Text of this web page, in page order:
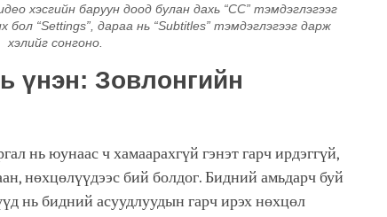
хэсгийн баруун доод булан дахь “CC” тэмдэглэгээг
бол “Settings”, дараа нь “Subtitles” тэмдэглэгээг дарж
хэлийг сонгоно.
үнэн: Зовлонгийн
нь юунаас ч хамаарахгүй гэнэт гарч ирдэггүй,
нөхцөлүүдээс бий болдог. Бидний амьдарч буй
нь бидний асуудлуудын гарч ирэх нөхцөл